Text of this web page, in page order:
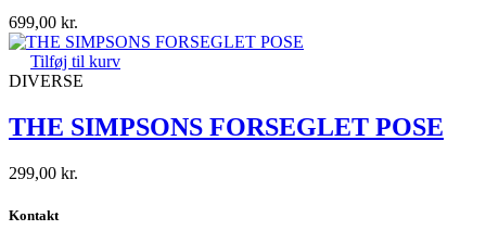
699,00 kr.
Tilføj til kurv
DIVERSE
THE SIMPSONS FORSEGLET POSE
299,00 kr.
Kontakt